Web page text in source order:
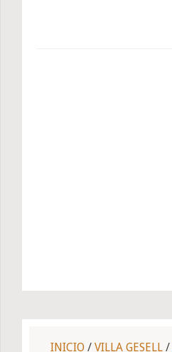
INICIO / VILLA GESELL /